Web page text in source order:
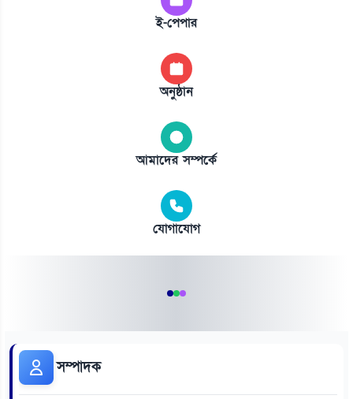
ই-পেপার
অনুষ্ঠান
আমাদের সম্পর্কে
যোগাযোগ
সম্পাদক